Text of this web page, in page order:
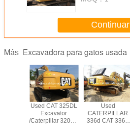
Continuar
Más Excavadora para gatos usada
Used CAT 325DL
Excavator
/Caterpillar 320CL
Used
CATERPILLAR
336d CAT 336D